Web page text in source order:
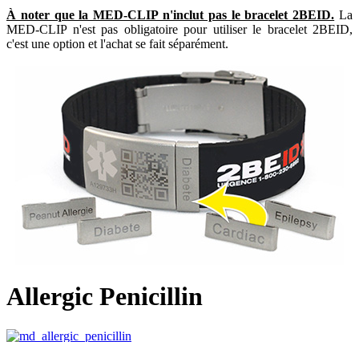
À noter que la MED-CLIP n'inclut pas le bracelet 2BEID. La
MED-CLIP n'est pas obligatoire pour utiliser le bracelet 2BEID,
c'est une option et l'achat se fait séparément.
Allergic Penicillin